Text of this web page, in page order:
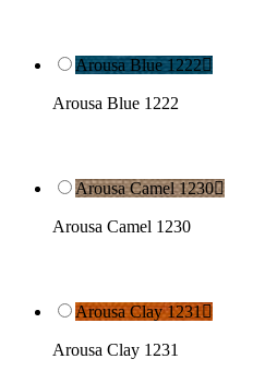
Arousa Blue 1222
Arousa Blue 1222
Arousa Camel 1230
Arousa Camel 1230
Arousa Clay 1231
Arousa Clay 1231